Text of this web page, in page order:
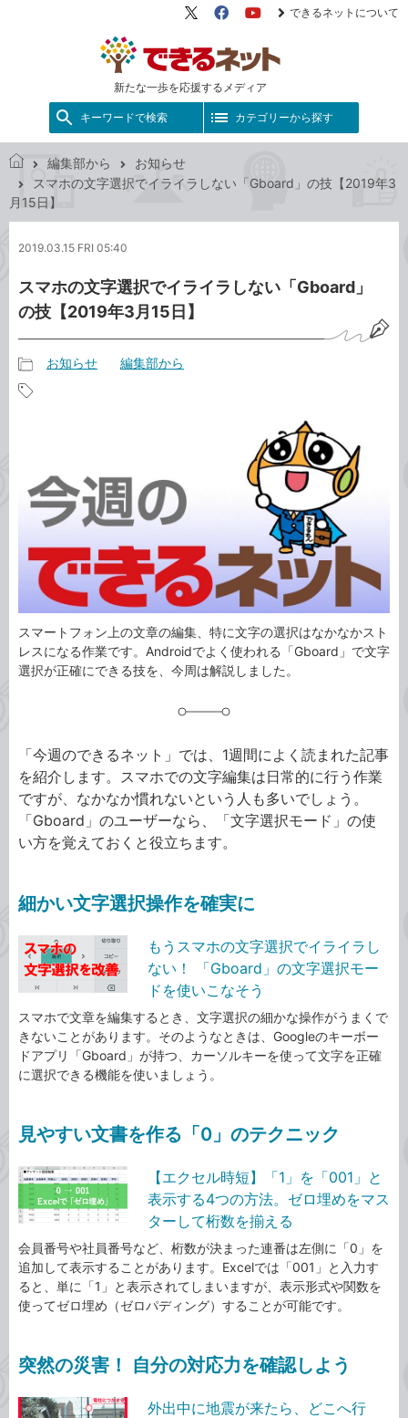
新たな一歩を応援するメディア
X（旧
FacebookYouTube
できるネットについて
キーワードで検索 カテゴリーから探す
で
き
ッ
編集部から
お知らせ
スマホの文字選択でイライラしない「Gboard」の技【2019年3
月15日】
2019.03.15 FRI 05:40
スマホの文字選択でイライラしない「Gboard」
の技【2019年3月15日】
リ
お知らせ 編集部から
スマートフォン上の文章の編集、特に文字の選択はなかなかスト
レスになる作業です。Androidでよく使われる「Gboard」で文字
選択が正確にできる技を、今周は解説しました。
「今週のできるネット」では、1週間によく読まれた記事
を紹介します。スマホでの文字編集は日常的に行う作業
ですが、なかなか慣れないという人も多いでしょう。
「Gboard」のユーザーなら、「文字選択モード」の使
い方を覚えておくと役立ちます。
細かい文字選択操作を確実に
もうスマホの文字選択でイライラし
ない！ 「Gboard」の文字選択モー
ドを使いこなそう
スマホで文章を編集するとき、文字選択の細かな操作がうまくで
きないことがあります。そのようなときは、Googleのキーボー
ドアプリ「Gboard」が持つ、カーソルキーを使って文字を正確
に選択できる機能を使いましょう。
見やすい文書を作る「0」のテクニック
【エクセル時短】「1」を「001」と
表示する4つの方法。ゼロ埋めをマス
ターして桁数を揃える
会員番号や社員番号など、桁数が決まった連番は左側に「0」を
追加して表示することがあります。Excelでは「001」と入力す
ると、単に「1」と表示されてしまいますが、表示形式や関数を
使ってゼロ埋め（ゼロパディング）することが可能です。
突然の災害！ 自分の対応力を確認しよう
外出中に地震が来たら、どこへ行